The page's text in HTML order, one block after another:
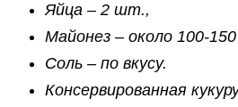
Яйца – 2 шт.,
Майонез – около 100-
Соль – по вкусу.
Консервированная